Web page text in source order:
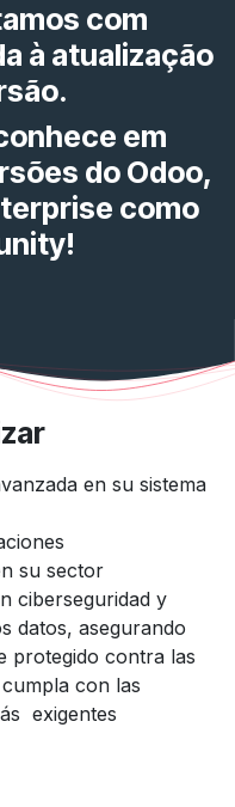
com
à atualização
.
em
do Odoo,
como
en su sistema
su sector
ciberseguridad y
datos, asegurando
protegido contra las
con las
exigentes